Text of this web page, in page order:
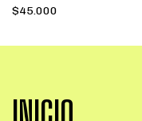
$45.000
INICIO